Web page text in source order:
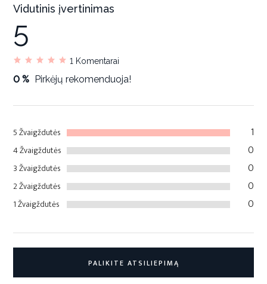
5 Žvaigždutės 1
4 Žvaigždutės 0
3 Žvaigždutės 0
2 Žvaigždutės 0
1 Žvaigždutės 0
Vidutinis įvertinimas
5
1 Komentarai
0 % Pirkėjų rekomenduoja!
PALIKITE ATSILIEPIMĄ